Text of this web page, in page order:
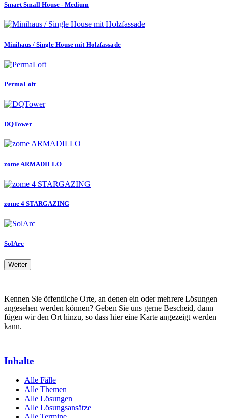
Smart Small House - Medium
Minihaus / Single House mit Holzfassade
PermaLoft
DQTower
zome ARMADILLO
zome 4 STARGAZING
SolArc
Weiter
Kennen Sie öffentliche Orte, an denen ein oder mehrere Lösungen
angesehen werden können? Geben Sie uns gerne Bescheid, dann
fügen wir den Ort hinzu, so dass hier eine Karte angezeigt werden
kann.
Inhalte
Alle Fälle
Alle Themen
Alle Lösungen
Alle Lösungsansätze